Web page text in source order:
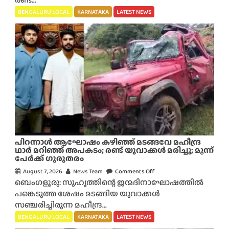
പ്ര
ണ
യം
വീ
ട്ടു
കാ
ർ
അം
ഗ
രി
ച്ചി
ല്ല
ഗ
ളൂ
BENGALURU LOCAL KARNATAKA LATEST NEWS
പിറന്നാൾ ആഘോഷം കഴിഞ്ഞ് മടങ്ങവേ മഹീന്ദ്ര
ഥാർ മറിഞ്ഞ് അപകടം; രണ്ട് യുവാക്കൾ മരിച്ചു; മൂന്ന്
പേർക്ക് ഗുരുതരം
August 7, 2026 News Team Comments Off
n
പി
ബെംഗളൂരു: സുഹൃത്തിന്റെ ജന്മദിനാഘോഷത്തിൽ
പങ്കെടുത്ത ശേഷം മടങ്ങിയ യുവാക്കൾ
സഞ്ചരിച്ചിരുന്ന മഹീന്ദ്ര...
BENGALURU LOCAL KARNATAKA LATEST NEWS